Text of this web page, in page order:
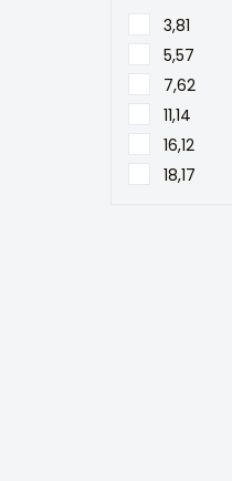
3,81
5,57
7,62
11,14
16,12
18,17